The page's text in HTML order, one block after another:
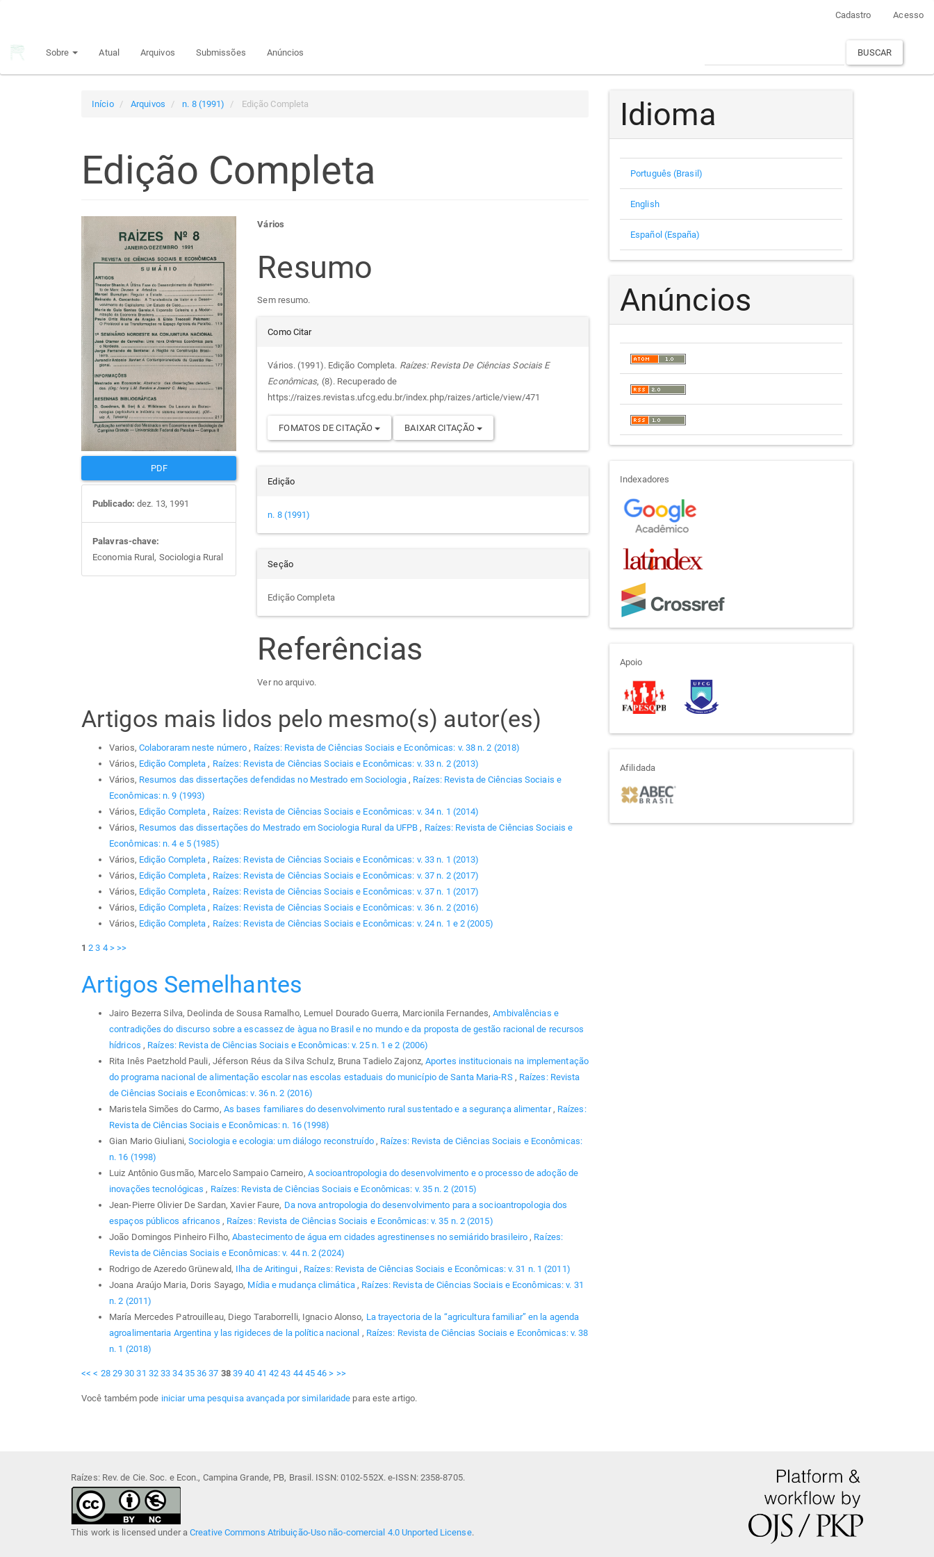
principal
Cadastro Acesso
Sobre Atual Arquivos Submissões Anúncios BUSCAR
Início Arquivos n. 8 (1991) Edição Completa
Edição Completa
Barra
lateral
de
artigos
PDF
Publicado: dez. 13, 1991
Palavras-chave:
Economia Rural, Sociologia Rural
Conteúdo
do
artigo
principal
Vários
Resumo
Sem resumo.
Detalhes
do
artigo
Como Citar
Vários. (1991). Edição Completa. Raízes: Revista De Ciências Sociais E
Econômicas, (8). Recuperado de
https://raizes.revistas.ufcg.edu.br/index.php/raizes/article/view/471
FOMATOS DE CITAÇÃO BAIXAR CITAÇÃO
Edição
n. 8 (1991)
Seção
Edição Completa
Referências
Ver no arquivo.
Artigos mais lidos pelo mesmo(s) autor(es)
Varios, Colaboraram neste número, Raízes: Revista de Ciências Sociais e Econômicas: v. 38 n. 2 (2018)
Vários, Edição Completa, Raízes: Revista de Ciências Sociais e Econômicas: v. 33 n. 2 (2013)
Vários, Resumos das dissertações defendidas no Mestrado em Sociologia, Raízes: Revista de Ciências Sociais e
Econômicas: n. 9 (1993)
Vários, Edição Completa, Raízes: Revista de Ciências Sociais e Econômicas: v. 34 n. 1 (2014)
Vários, Resumos das dissertações do Mestrado em Sociologia Rural da UFPB, Raízes: Revista de Ciências Sociais e
Econômicas: n. 4 e 5 (1985)
Vários, Edição Completa, Raízes: Revista de Ciências Sociais e Econômicas: v. 33 n. 1 (2013)
Vários, Edição Completa, Raízes: Revista de Ciências Sociais e Econômicas: v. 37 n. 2 (2017)
Vários, Edição Completa, Raízes: Revista de Ciências Sociais e Econômicas: v. 37 n. 1 (2017)
Vários, Edição Completa, Raízes: Revista de Ciências Sociais e Econômicas: v. 36 n. 2 (2016)
Vários, Edição Completa, Raízes: Revista de Ciências Sociais e Econômicas: v. 24 n. 1 e 2 (2005)
1 2 3 4 > >>
Artigos Semelhantes
Jairo Bezerra Silva, Deolinda de Sousa Ramalho, Lemuel Dourado Guerra, Marcionila Fernandes,Ambivalências e
contradições do discurso sobre a escassez de àgua no Brasil e no mundo e da proposta de gestão racional de recursos
hídricos , Raízes: Revista de Ciências Sociais e Econômicas: v. 25 n. 1 e 2 (2006)
Rita Inês Paetzhold Pauli, Jéferson Réus da Silva Schulz, Bruna Tadielo Zajonz,Aportes institucionais na implementação
do programa nacional de alimentação escolar nas escolas estaduais do município de Santa Maria-RS , Raízes: Revista
de Ciências Sociais e Econômicas: v. 36 n. 2 (2016)
Maristela Simões do Carmo, As bases familiares do desenvolvimento rural sustentado e a segurança alimentar, Raízes:
Revista de Ciências Sociais e Econômicas: n. 16 (1998)
Gian Mario Giuliani,Sociologia e ecologia: um diálogo reconstruído , Raízes: Revista de Ciências Sociais e Econômicas:
n. 16 (1998)
Luiz Antônio Gusmão, Marcelo Sampaio Carneiro, A socioantropologia do desenvolvimento e o processo de adoção de
inovações tecnológicas, Raízes: Revista de Ciências Sociais e Econômicas: v. 35 n. 2 (2015)
Jean-Pierre Olivier De Sardan, Xavier Faure, Da nova antropologia do desenvolvimento para a socioantropologia dos
espaços públicos africanos , Raízes: Revista de Ciências Sociais e Econômicas: v. 35 n. 2 (2015)
João Domingos Pinheiro Filho,Abastecimento de água em cidades agrestinenses no semiárido brasileiro, Raízes:
Revista de Ciências Sociais e Econômicas: v. 44 n. 2 (2024)
Rodrigo de Azeredo Grünewald, Ilha de Aritingui , Raízes: Revista de Ciências Sociais e Econômicas: v. 31 n. 1 (2011)
Joana Araújo Maria, Doris Sayago, Mídia e mudança climática, Raízes: Revista de Ciências Sociais e Econômicas: v. 31
n. 2 (2011)
María Mercedes Patrouilleau, Diego Taraborrelli, Ignacio Alonso, La trayectoria de la “agricultura familiar” en la agenda
agroalimentaria Argentina y las rigideces de la política nacional , Raízes: Revista de Ciências Sociais e Econômicas: v. 38
n. 1 (2018)
<< < 28 29 30 31 32 33 34 35 36 37 38 39 40 41 42 43 44 45 46 > >>
Você também pode iniciar uma pesquisa avançada por similaridade para este artigo.
Idioma
Português (Brasil)
English
Español (España)
Anúncios
indexadores
Indexadores
apoio
Apoio
afiliada
Afilidada
Raízes: Rev. de Cie. Soc. e Econ., Campina Grande, PB, Brasil. ISSN: 0102-552X. e-ISSN: 2358-8705.
This work is licensed under aCreative Commons Atribuição-Uso não-comercial 4.0 Unported License.